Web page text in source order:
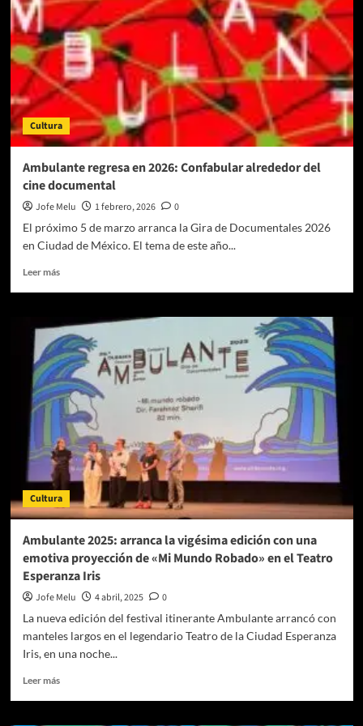
Cultura
Ambulante regresa en 2026: Confabular alrededor del
cine documental
Jofe Melu 1 febrero, 2026
0
El próximo 5 de marzo arranca la Gira de Documentales 2026
en Ciudad de México. El tema de este año...
Leer másLeer
regresa
en
2026:
Confabular
alrededor
del
cine
documental
Cultura
Ambulante 2025: arranca la vigésima edición con una
emotiva proyección de «Mi Mundo Robado» en el Teatro
Esperanza Iris
Jofe Melu 4 abril, 2025
0
La nueva edición del festival itinerante Ambulante arrancó con
manteles largos en el legendario Teatro de la Ciudad Esperanza
Iris, en una noche...
Leer másLeer